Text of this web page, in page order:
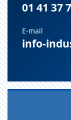
01 41 37
E-mail
info-